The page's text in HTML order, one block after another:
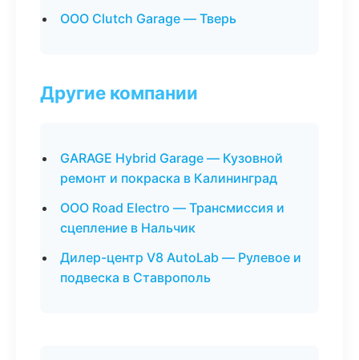
ООО Clutch Garage — Тверь
Другие компании
GARAGE Hybrid Garage — Кузовной
ремонт и покраска в Калининград
ООО Road Electro — Трансмиссия и
сцепление в Нальчик
Дилер-центр V8 AutoLab — Рулевое и
подвеска в Ставрополь